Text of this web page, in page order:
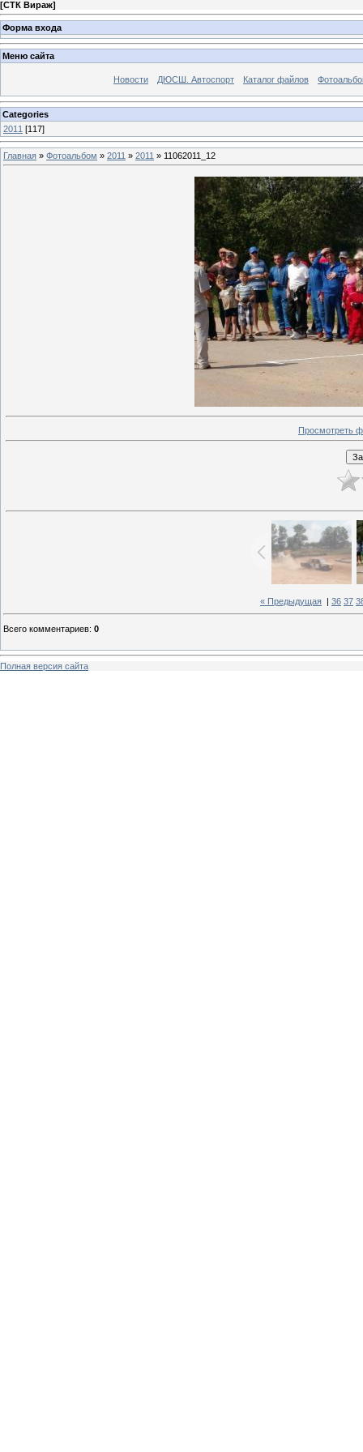
[СТК Вираж]
Форма входа
Меню сайта
Новости ДЮСШ. Автоспорт Каталог файлов
Categories
2011 [117]
Главная » Фотоальбом » 2011 » 2011 » 11062011_12
Просмотреть
« Предыдущая 36 37
Всего комментариев: 0
Полная версия сайта